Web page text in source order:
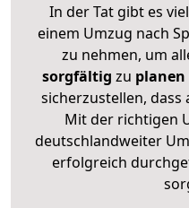
In der Tat gibt es
einem Umzug nach
zu nehmen, um
sorgfältig zu planen
sicherzustellen,
Mit der richtigen
deutschlandweiter
erfolgreich